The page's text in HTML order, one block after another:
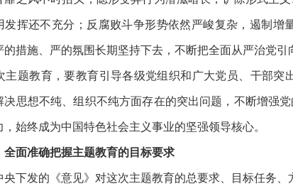
发挥还不充分；反腐败斗争形势依然严峻复杂，遏制
的措施、严的氛围长期坚持下去，不断把全面从严治党引
题教育，要教育引导各级党组织和广大党员、干部突
决思想不纯、组织不纯方面存在的突出问题，不断增强
，始终成为中国特色社会主义事业的坚强领导核心。
面准确把握主题教育的目标要求
下发的《意见》对这次主题教育的总要求、目标任务、